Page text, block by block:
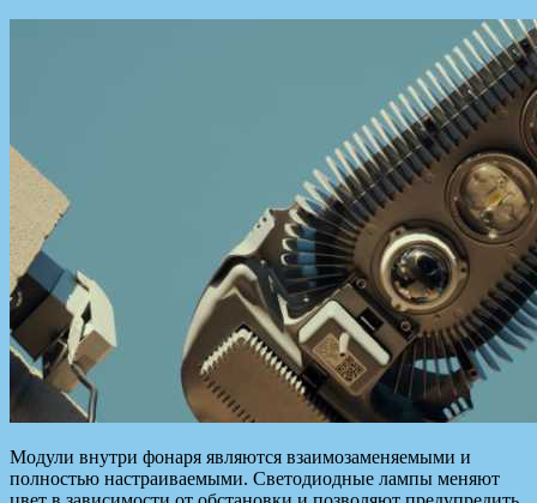
Модули внутри фонаря являются взаимозаменяемыми и
полностью настраиваемыми. Светодиодные лампы меняют